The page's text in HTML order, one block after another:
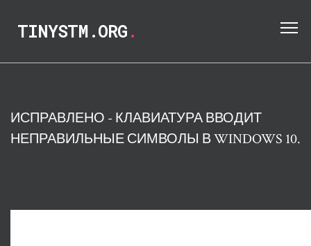
TINYSTM.ORG.
ИСПРАВЛЕНО - КЛАВИАТУРА ВВОДИТ
НЕПРАВИЛЬНЫЕ СИМВОЛЫ В WINDOWS 10.